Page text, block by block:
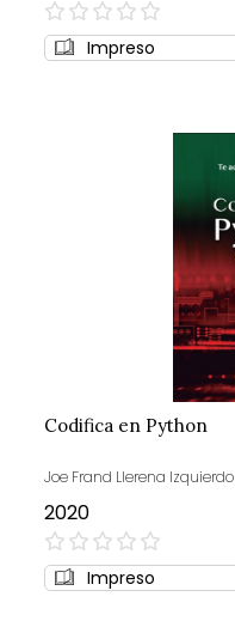
0%
Impreso
Codifica en Python
Joe Frand Llerena Izquierdo
2020
0%
Impreso